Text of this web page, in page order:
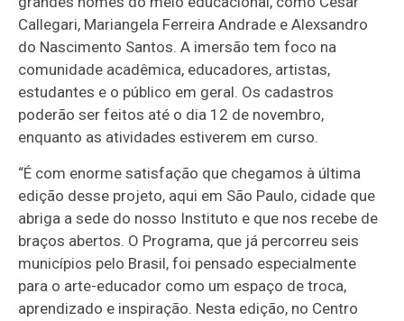
Callegari, Mariangela Ferreira Andrade e Alexsandro
do Nascimento Santos. A imersão tem foco na
comunidade acadêmica, educadores, artistas,
estudantes e o público em geral. Os cadastros
poderão ser feitos até o dia 12 de novembro,
enquanto as atividades estiverem em curso.
“É com enorme satisfação que chegamos à última
edição desse projeto, aqui em São Paulo, cidade que
abriga a sede do nosso Instituto e que nos recebe de
braços abertos. O Programa, que já percorreu seis
municípios pelo Brasil, foi pensado especialmente
para o arte-educador como um espaço de troca,
aprendizado e inspiração. Nesta edição, no Centro